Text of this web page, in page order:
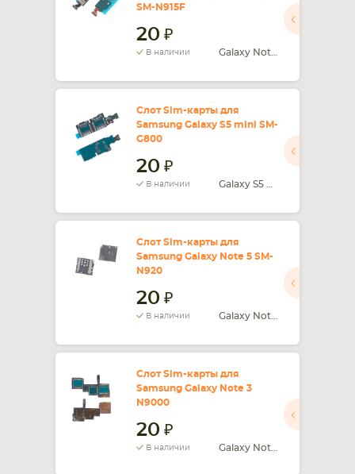
SM-N915F
20
В наличии
Слот Sim-карты для
Samsung Galaxy S5 mini SM-
G800
20
В наличии
Слот Sim-карты для
Samsung Galaxy Note 5 SM-
N920
20
В наличии
Слот Sim-карты для
Samsung Galaxy Note 3
N9000
20
В наличии